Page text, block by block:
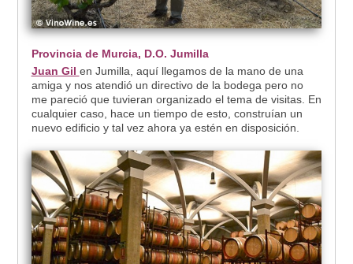
Provincia de Murcia, D.O. Jumilla
Juan Gil en Jumilla, aquí llegamos de la mano de una
amiga y nos atendió un directivo de la bodega pero no
me pareció que tuvieran organizado el tema de visitas. En
cualquier caso, hace un tiempo de esto, construían un
nuevo edificio y tal vez ahora ya estén en disposición.